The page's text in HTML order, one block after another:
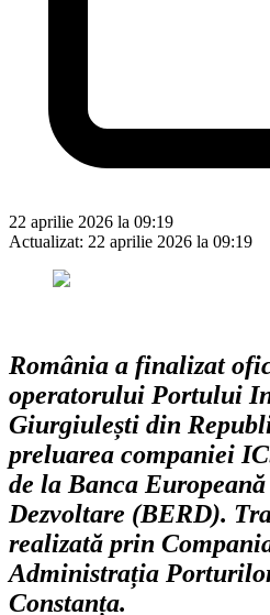
22 aprilie 2026 la 09:19
Actualizat: 22 aprilie 2026 la 09:19
România a finalizat
operatorului Portului
Giurgiulești din
preluarea companiei
de la Banca
Dezvoltare (BERD).
realizată prin
Administrația
Constanța.